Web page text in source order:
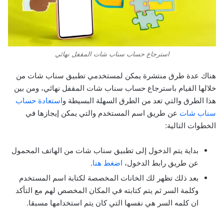
استرجاع حساب سناب شات المقفل نهائي
هناك عدة طرق منتشرة يمكن لمستخدمي تطبيق سناب شات من
خلالها القيام باسترجاع حساب سناب شات المقفل نهائي، ومن بين
هذا الطرق والتي تعد من الطرق السهلة البسيطة واستعادة حساب
سناب شات عن طريق اسم المستخدم والتي يمكن إيجازها في
الخطوات التالية:
بداية يتم الدخول إلى تطبيق سناب شات من الهاتف المحمول
عن طريق رابط الدخول، اضغط هنا.
بعد ذلك تظهر لك الخانات المخصصة لكتابة اسم المستخدم
وكلمة السر ثم يتم كتابته في المكان المخصص لهم مع التأكد
ان كلمه السر هي نفسها التي كان يتم استخدامها مسبقا.